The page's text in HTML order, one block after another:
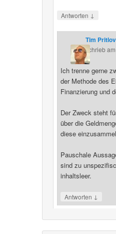
Antworten ↓
Tim
schrieb
Ich trenne gerne
der Methode des
Finanzierung und
Der Zweck steht
über die
diese
Pauschale
sind zu
inhaltsleer.
Antworten ↓